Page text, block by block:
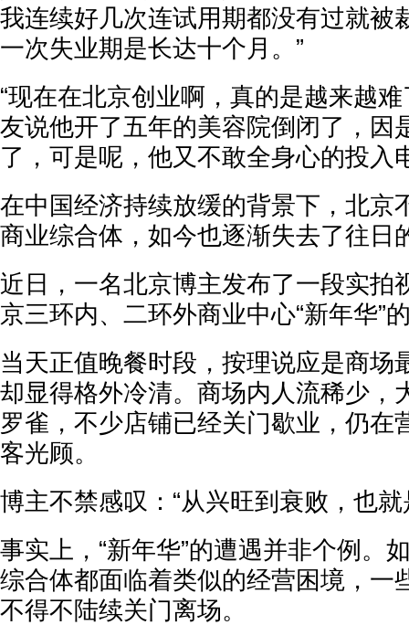
我连续好几次连试用期都没有过就被
一次失业期是长达十个月。”
“现在在北京创业啊，真的是越来越
友说他开了五年的美容院倒闭了，因
了，可是呢，他又不敢全身心的投入
在中国经济持续放缓的背景下，北京
商业综合体，如今也逐渐失去了往日
近日，一名北京博主发布了一段实拍
京三环内、二环外商业中心“新年华”
当天正值晚餐时段，按理说应是商场
却显得格外冷清。商场内人流稀少，
罗雀，不少店铺已经关门歇业，仍在
客光顾。
博主不禁感叹：“从兴旺到衰败，也
事实上，“新年华”的遭遇并非个例。
综合体都面临着类似的经营困境，一
不得不陆续关门离场。